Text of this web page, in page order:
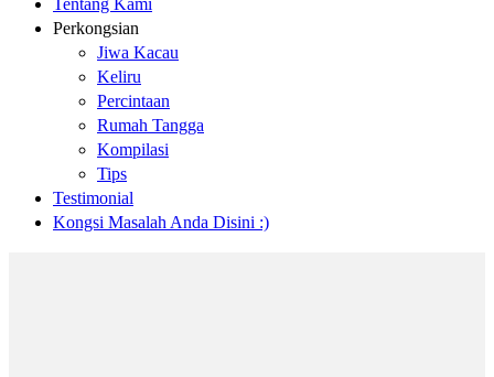
Tentang Kami
Perkongsian
Jiwa Kacau
Keliru
Percintaan
Rumah Tangga
Kompilasi
Tips
Testimonial
Kongsi Masalah Anda Disini :)